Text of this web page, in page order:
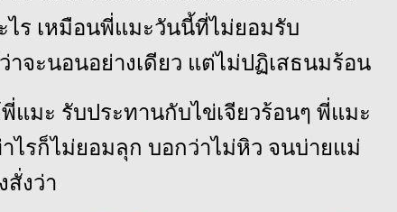
ร เหมือนพี่แมะวันนี้ที่ไม่ยอมรับ
าจะนอนอย่างเดียว แต่ไม่ปฏิเสธนมร้อน
มะ รับประทานกับไข่เจียวร้อนๆ พี่แมะ
ไรก็ไม่ยอมลุก บอกว่าไม่หิว จนบ่ายแม่
สั่งว่า